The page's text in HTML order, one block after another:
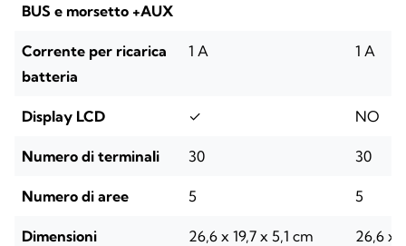
BUS e morsetto +AUX
Corrente per ricarica
batteria
1 A 1 A
Display LCD ✓ NO
Numero di terminali 30 30
Numero di aree 5 5
Dimensioni 26,6 x 19,7 x 5,1 cm 26,6 x